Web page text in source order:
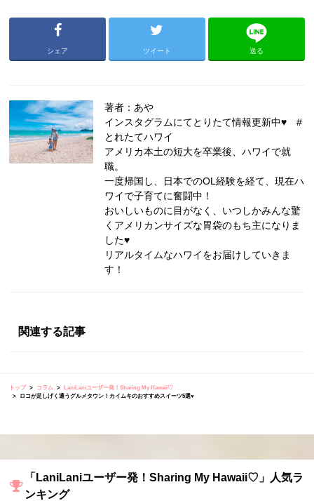
シェア ツイート 送る
著者：あや
インスタグラムにてとりたて情報更新中♥ #
とれたてハワイ
アメリカ本土の短大を卒業後、ハワイで就
職。
一度帰国し、日本でのOL経験を経て、現在ハ
ワイで子育てに奮闘中！
おいしいものに目がなく、いつしかみんな驚
くアメリカンサイズな胃袋のもち主になりま
した♥
リアルタイムなハワイをお届けしていきま
す！
関連する記事
トップ コラム
LaniLaniユーザー発！Sharing My Hawaii♡
ロコが足しげく通うグルメタウン！カイムキのおすすめスイーツ5選♥
「LaniLaniユーザー発！Sharing My Hawaii♡」人気ラ
ンキング